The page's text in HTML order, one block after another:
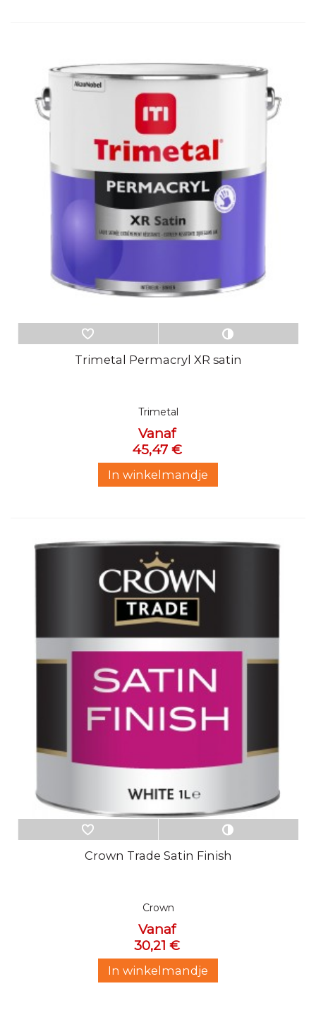
Trimetal Permacryl XR satin
Trimetal
Vanaf
45,47 €
In winkelmandje
Crown Trade Satin Finish
Crown
Vanaf
30,21 €
In winkelmandje